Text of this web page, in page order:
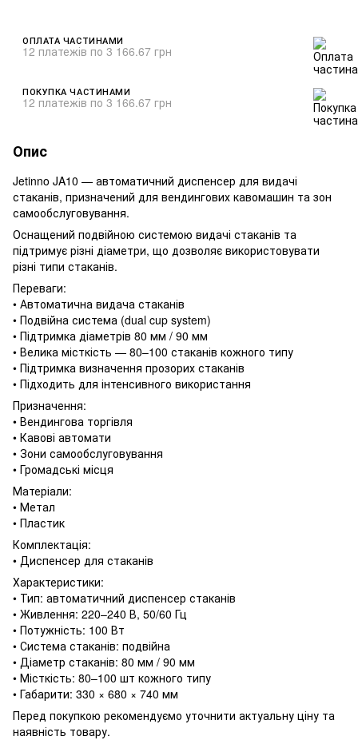
ОПЛАТА ЧАСТИНАМИ
12 платежів по 3 166.67 грн
ПОКУПКА ЧАСТИНАМИ
12 платежів по 3 166.67 грн
Опис
Jetinno JA10 — автоматичний диспенсер для видачі
стаканів, призначений для вендингових кавомашин та зон
самообслуговування.
Оснащений подвійною системою видачі стаканів та
підтримує різні діаметри, що дозволяє використовувати
різні типи стаканів.
Переваги:
• Автоматична видача стаканів
• Подвійна система (dual cup system)
• Підтримка діаметрів 80 мм / 90 мм
• Велика місткість — 80–100 стаканів кожного типу
• Підтримка визначення прозорих стаканів
• Підходить для інтенсивного використання
Призначення:
• Вендингова торгівля
• Кавові автомати
• Зони самообслуговування
• Громадські місця
Матеріали:
• Метал
• Пластик
Комплектація:
• Диспенсер для стаканів
Характеристики:
• Тип: автоматичний диспенсер стаканів
• Живлення: 220–240 В, 50/60 Гц
• Потужність: 100 Вт
• Система стаканів: подвійна
• Діаметр стаканів: 80 мм / 90 мм
• Місткість: 80–100 шт кожного типу
• Габарити: 330 × 680 × 740 мм
Перед покупкою рекомендуємо уточнити актуальну ціну та
наявність товару.